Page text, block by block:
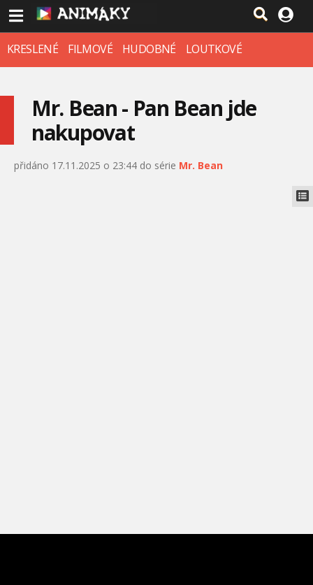
KRESLENÉ FILMOVÉ HUDOBNÉ LOUTKOVÉ
Mr. Bean - Pan Bean jde
nakupovat
přidáno 17.11.2025 o 23:44 do série Mr. Bean